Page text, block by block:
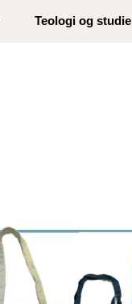
Min side Infosenter
Teologi og studie